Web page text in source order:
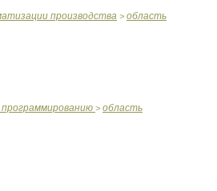
производства > область
программированию > область